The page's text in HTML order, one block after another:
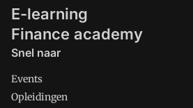
E-learning
Finance academy
Snel naar
Events
Opleidingen